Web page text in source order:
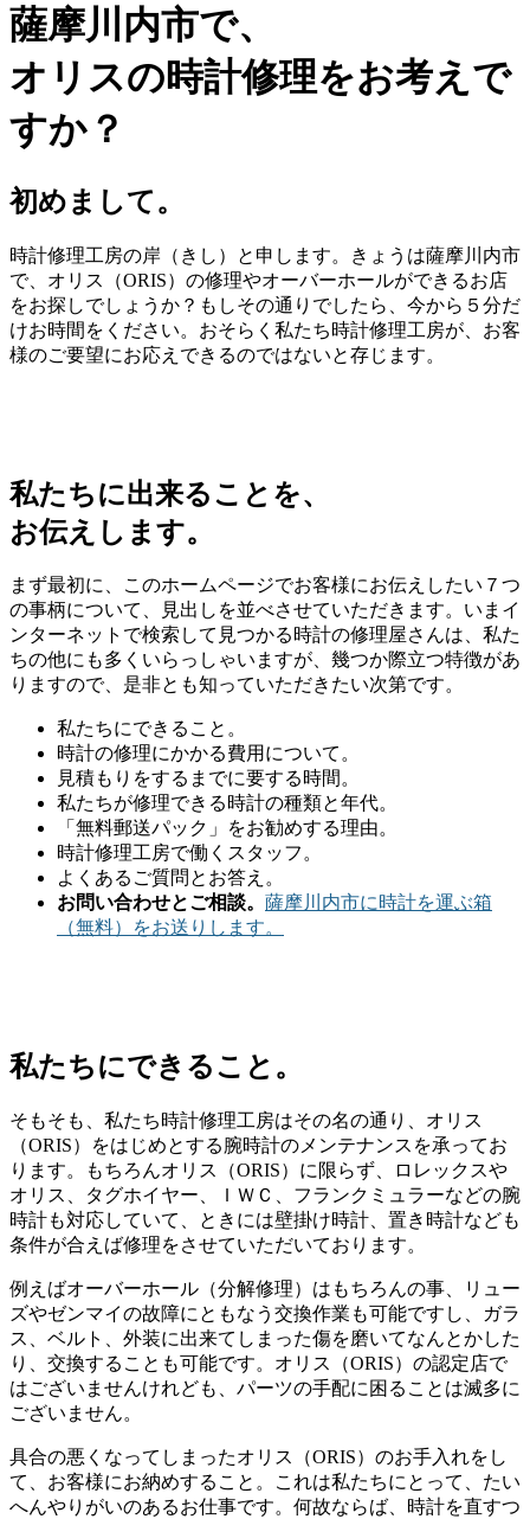
薩摩川内市で、
オリスの時計修理をお考えで
すか？
初めまして。
時計修理工房の岸（きし）と申します。きょうは薩摩川内市
で、オリス（ORIS）の修理やオーバーホールができるお店
をお探しでしょうか？もしその通りでしたら、今から５分だ
けお時間をください。おそらく私たち時計修理工房が、お客
様のご要望にお応えできるのではないと存じます。
私たちに出来ることを、
お伝えします。
まず最初に、このホームページでお客様にお伝えしたい７つ
の事柄について、見出しを並べさせていただきます。いまイ
ンターネットで検索して見つかる時計の修理屋さんは、私た
ちの他にも多くいらっしゃいますが、幾つか際立つ特徴があ
りますので、是非とも知っていただきたい次第です。
私たちにできること。
時計の修理にかかる費用について。
見積もりをするまでに要する時間。
私たちが修理できる時計の種類と年代。
「無料郵送パック」をお勧めする理由。
時計修理工房で働くスタッフ。
よくあるご質問とお答え。
お問い合わせとご相談。 薩摩川内市に時計を運ぶ箱
（無料）をお送りします。
私たちにできること。
そもそも、私たち時計修理工房はその名の通り、オリス
（ORIS）をはじめとする腕時計のメンテナンスを承ってお
ります。もちろんオリス（ORIS）に限らず、ロレックスや
オリス、タグホイヤー、ＩＷＣ、フランクミュラーなどの腕
時計も対応していて、ときには壁掛け時計、置き時計なども
条件が合えば修理をさせていただいております。
例えばオーバーホール（分解修理）はもちろんの事、リュー
ズやゼンマイの故障にともなう交換作業も可能ですし、ガラ
ス、ベルト、外装に出来てしまった傷を磨いてなんとかした
り、交換することも可能です。オリス（ORIS）の認定店で
はございませんけれども、パーツの手配に困ることは滅多に
ございません。
具合の悪くなってしまったオリス（ORIS）のお手入れをし
て、お客様にお納めすること。これは私たちにとって、たい
へんやりがいのあるお仕事です。何故ならば、時計を直すつ